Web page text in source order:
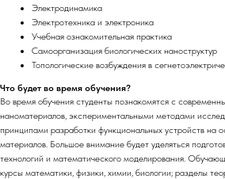
Электродинамика
Электротехника и электроника
Учебная ознакомительная практика
Самоорганизация биологических наноструктур
Топологические возбуждения в
Что будет во время обучения?
Во время обучения студенты познакомятся с
наноматериалов, экспериментальными методами
принципами разработки функциональных устройств на
материалов. Большое внимание будет уделяться
технологий и математического моделирования.
курсы математики, физики, химии, биологии; разделы